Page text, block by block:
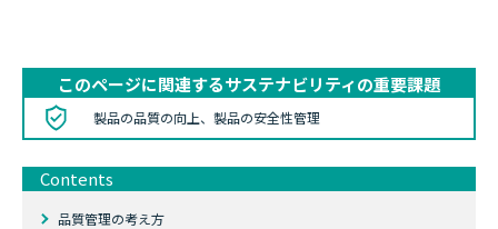
このページに関連するサステナビリティの重要課題
製品の品質の向上、製品の安全性管理
Contents
品質管理の考え方